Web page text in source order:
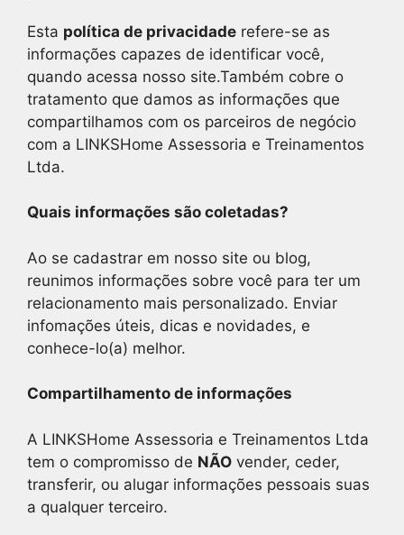
Esta política de privacidade refere-se as
informações capazes de identificar você,
quando acessa nosso site.Também cobre o
tratamento que damos as informações que
compartilhamos com os parceiros de negócio
com a LINKSHome Assessoria e Treinamentos
Ltda.
Quais informações são coletadas?
Ao se cadastrar em nosso site ou blog,
reunimos informações sobre você para ter um
relacionamento mais personalizado. Enviar
infomações úteis, dicas e novidades, e
conhece-lo(a) melhor.
Compartilhamento de informações
A LINKSHome Assessoria e Treinamentos Ltda
tem o compromisso de NÃO vender, ceder,
transferir, ou alugar informações pessoais suas
a qualquer terceiro.